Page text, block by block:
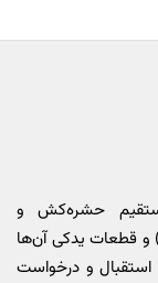
حشره‌کش و
و قطعات یدکی آن‌ها
استقبال و درخواست